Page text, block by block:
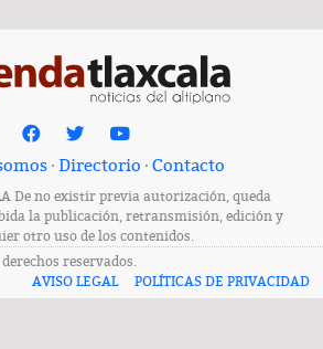
· Directorio · Contacto
De no existir previa autorización, queda
la publicación, retransmisión, edición y
otro uso de los contenidos.
reservados.
AVISO LEGAL
POLÍTICAS DE PRIVACIDAD